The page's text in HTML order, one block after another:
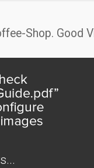
Shop. Good